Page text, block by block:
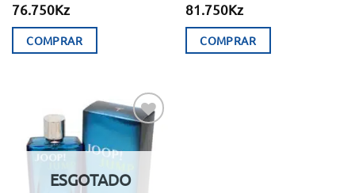
76.750Kz
COMPRAR
81.750Kz
COMPRAR
Adicionar
aos meus
ESGOTADO